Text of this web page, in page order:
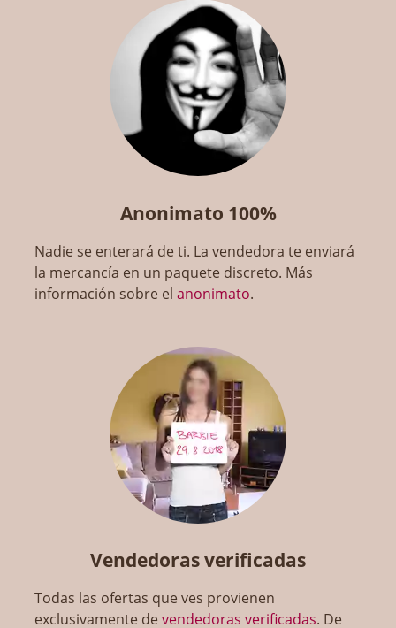
Anonimato 100%
Nadie se enterará de ti. La vendedora te enviará
la mercancía en un paquete discreto. Más
información sobre elanonimato.
Vendedoras verificadas
Todas las ofertas que ves provienen
exclusivamente devendedoras verificadas. De